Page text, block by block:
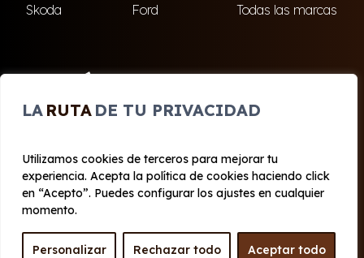
LA RUTA DE TU PRIVACIDAD
Utilizamos cookies de terceros para mejorar tu
experiencia. Acepta la política de cookies haciendo click
en “Acepto”. Puedes configurar los ajustes en cualquier
momento.
Personalizar Rechazar todo Aceptar todo
Skoda
Ford Todas las marcas
El Ejido Roquetas de Mar
© 2020 - 2026 Cabo Renting
Aviso legal y Privacidad